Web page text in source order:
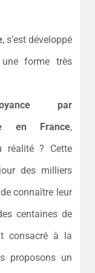
, s’est développé
forme très
par
en France,
réalité ? Cette
des milliers
connaître leur
centaines de
consacré à la
proposons un